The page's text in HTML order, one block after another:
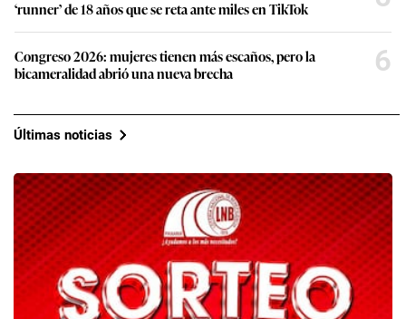
‘runner’ de 18 años que se reta ante miles en TikTok
Congreso 2026: mujeres tienen más escaños, pero la
bicameralidad abrió una nueva brecha
6
Últimas noticias